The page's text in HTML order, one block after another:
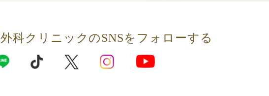
科クリニックのSNSをフォローする